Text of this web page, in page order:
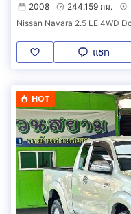
2008
244,159 กม.
แชท
HOT